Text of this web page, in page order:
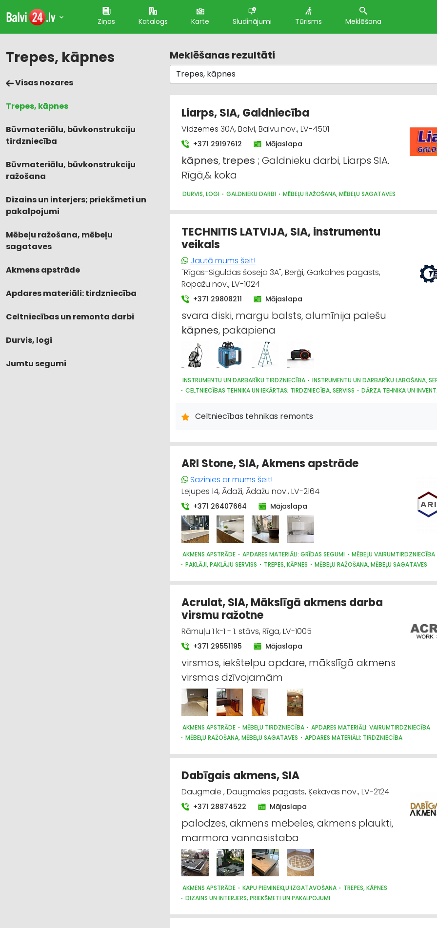
Ziņas Katalogs Karte Sludinājumi Tūrisms Meklēšana
Trepes, kāpnes
Visas nozares
Trepes, kāpnes
Būvmateriālu, būvkonstrukciju
tirdzniecība
Būvmateriālu, būvkonstrukciju
ražošana
Dizains un interjers; priekšmeti un
pakalpojumi
Mēbeļu ražošana, mēbeļu
sagataves
Akmens apstrāde
Apdares materiāli: tirdzniecība
Celtniecības un remonta darbi
Durvis, logi
Jumtu segumi
Meklēšanas rezultāti
Liarps, SIA, Galdniecība
Vidzemes 30A, Balvi, Balvu nov., LV-4501
+371 29197612 Mājaslapa
kāpnes, trepes ; Galdnieku darbi, Liarps SIA.
Rīgā,& koka
DURVIS, LOGI GALDNIEKU DARBI MĒBEĻU RAŽOŠANA, MĒBEĻU SAGATAVES
TECHNITIS LATVIJA, SIA, instrumentu
veikals
Jautā mums šeit!
"Rīgas-Siguldas šoseja 3A", Berģi, Garkalnes pagasts,
Ropažu nov., LV-1024
+371 29808211 Mājaslapa
svara diski, margu balsts, alumīnija palešu
kāpnes, pakāpiena
INSTRUMENTU UN DARBARĪKU TIRDZNIECĪBA
INSTRUMENTU UN DARBARĪKU LABOŠANA,
CELTNIECĪBAS TEHNIKA UN IEKĀRTAS; TIRDZNIECĪBA, SERVISS
DĀRZA TEHNIKA UN
METĀLAPSTRĀDES IEKĀRTAS UN INSTRUMENTI
UZKOPŠANAS LĪDZEKĻI UN TEHNIKA, PROFESIONĀLĀ
Celtniecības tehnikas remonts
ARI Stone, SIA, Akmens apstrāde
Sazinies ar mums šeit!
Lejupes 14, Ādaži, Ādažu nov., LV-2164
+371 26407664 Mājaslapa
AKMENS APSTRĀDE APDARES MATERIĀLI: GRĪDAS SEGUMI
MĒBEĻU VAIRUMTIRDZNIECĪBA
PAKLĀJI, PAKLĀJU SERVISS
TREPES, KĀPNES
MĒBEĻU RAŽOŠANA, MĒBEĻU SAGATAVES
APDARES MATERIĀLI: TIRDZNIECĪBA
KRĀSNIS UN KAMĪNI APDARES MATERIĀLI:
Acrulat, SIA, Mākslīgā akmens darba
virsmu ražotne
Rāmuļu 1 k-1 - 1. stāvs, Rīga, LV-1005
+371 29551195 Mājaslapa
virsmas, iekštelpu apdare, mākslīgā akmens
virsmas dzīvojamām
AKMENS APSTRĀDE MĒBEĻU TIRDZNIECĪBA
APDARES MATERIĀLI: VAIRUMTIRDZNIECĪBA
MĒBEĻU RAŽOŠANA, MĒBEĻU SAGATAVES
APDARES MATERIĀLI: TIRDZNIECĪBA
Dabīgais akmens, SIA
Daugmale , Daugmales pagasts, Ķekavas nov., LV-2124
+371 28874522 Mājaslapa
palodzes, akmens mēbeles, akmens plaukti,
marmora vannasistaba
AKMENS APSTRĀDE KAPU PIEMINEKĻU IZGATAVOŠANA
TREPES, KĀPNES
DIZAINS UN INTERJERS; PRIEKŠMETI UN PAKALPOJUMI